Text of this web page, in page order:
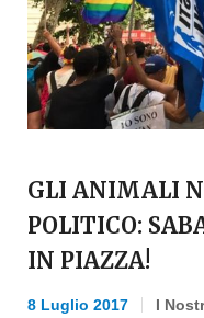
GLI ANIMALI
POLITICO:
IN PIAZZA!
8 Luglio 2017 I